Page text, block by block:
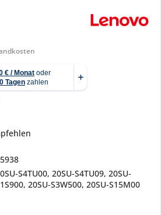
S4TU00, 20SU-S4TU09, 20SU-
20SU-S3W500, 20SU-S15M00